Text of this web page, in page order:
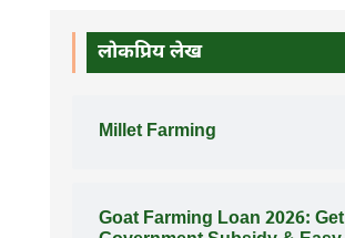
लोकप्रिय लेख
Millet Farming
Goat Farming Loan 2026: Get